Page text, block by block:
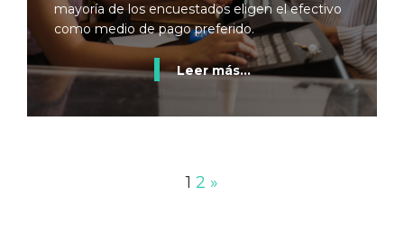
mayoría de los encuestados eligen el efectivo
como medio de pago preferido.
Leer más...
1 2 »